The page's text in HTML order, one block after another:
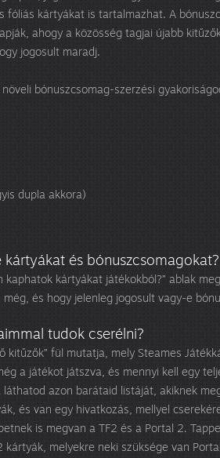
fóliás kártyákat is tartalmazhat. A
ahogy a közösség tagjai újabb
jogosult maradj.
bónuszcsomag-szerzési
dupla akkora)
és bónuszcsomagokat?
kártyákat játékokból?” ablak
és hogy jelenleg jogosult vagy-e
tudok cserélni?
kitűzők” fül mutatja, mely Steames
a játékot játszva, és mennyi kell egy
azon barátaid listáját, akiknek
és van egy hivatkozás, mellyel
is megvan a TF2 és a Portal 2.
kártyák, melyekre neki szüksége van